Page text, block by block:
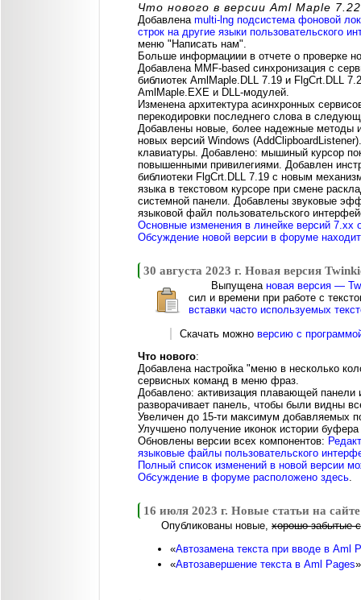
Что нового в версии Aml Maple 7.22
Добавлена multi-lng подсистема фоновой
строк на другие языки пользовательского
меню "Написать нам".
Больше информациии в отчете о проверке
Добавлена MMF-based синхронизация с
библиотек AmlMaple.DLL 7.19 и FlgCrt.DLL
AmlMaple.EXE и DLL-модулей.
Изменена архитектура асинхронных
перекодировки последнего слова в
Добавлены новые, более надежные методы
новых версий Windows
клавиатуры. Добавлено: мышиный курсор
повышенными привилегиями. Добавлен
библиотеки FlgCrt.DLL 7.19 с новым
языка в текстовом курсоре при смене
системной панели. Добавлены звуковые
языковой файл пользовательского
Основные изменения в линейке версий 7.xx
Обсуждение новой версии в форуме
30 августа 2023 г. Новая версия
Выпущена новая версия —
сил и времени при работе с
вставки часто используемых
Скачать можно версию с
Что нового:
Добавлена настройка "меню в несколько
сервисных команд в меню фраз.
Добавлено: активизация плавающей
разворачивает панель, чтобы были видны
Увеличен до 15-ти максимум добавляемых
Улучшено получение иконок истории
Обновлены версии всех компонентов:
языковые файлы пользовательского
Полный список изменений в новой версии
Обсуждение в форуме расположено здесь.
16 июля 2023 г. Новые статьи на
Опубликованы новые, хорошо забытые
«Автозамена текста при вводе в Aml
«Автозавершение текста в Aml Pages»